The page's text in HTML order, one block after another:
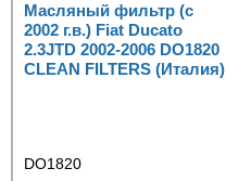
Масляный фильтр (с
2002 г.в.) Fiat Ducato
2.3JTD 2002-2006 DO1820
CLEAN FILTERS (Италия)
DO1820